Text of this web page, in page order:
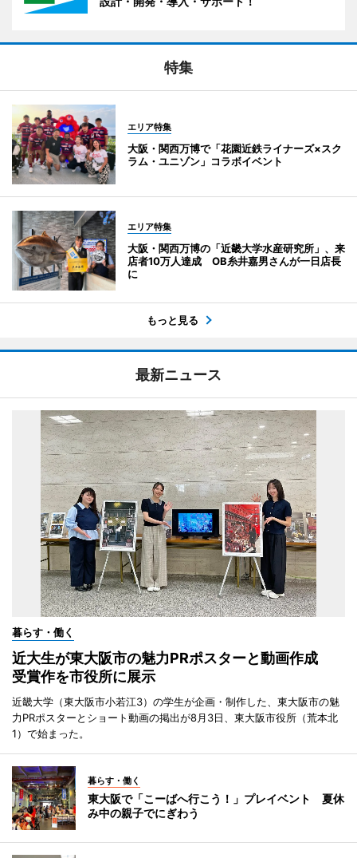
特集
エリア特集
大阪・関西万博で「花園近鉄ライナーズ×スク
ラム・ユニゾン」コラボイベント
エリア特集
大阪・関西万博の「近畿大学水産研究所」、来
店者10万人達成 OB糸井嘉男さんが一日店長
に
もっと見る
最新ニュース
暮らす・働く
近大生が東大阪市の魅力PRポスターと動画作成
受賞作を市役所に展示
近畿大学（東大阪市小若江3）の学生が企画・制作した、東大阪市の魅
力PRポスターとショート動画の掲出が8月3日、東大阪市役所（荒本北
1）で始まった。
暮らす・働く
東大阪で「こーばへ行こう！」プレイベント 夏休
み中の親子でにぎわう